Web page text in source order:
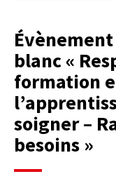
blanc «
formation
soigner –
besoins »